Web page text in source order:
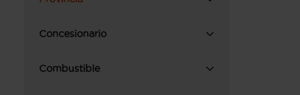
Concesionario
Combustible